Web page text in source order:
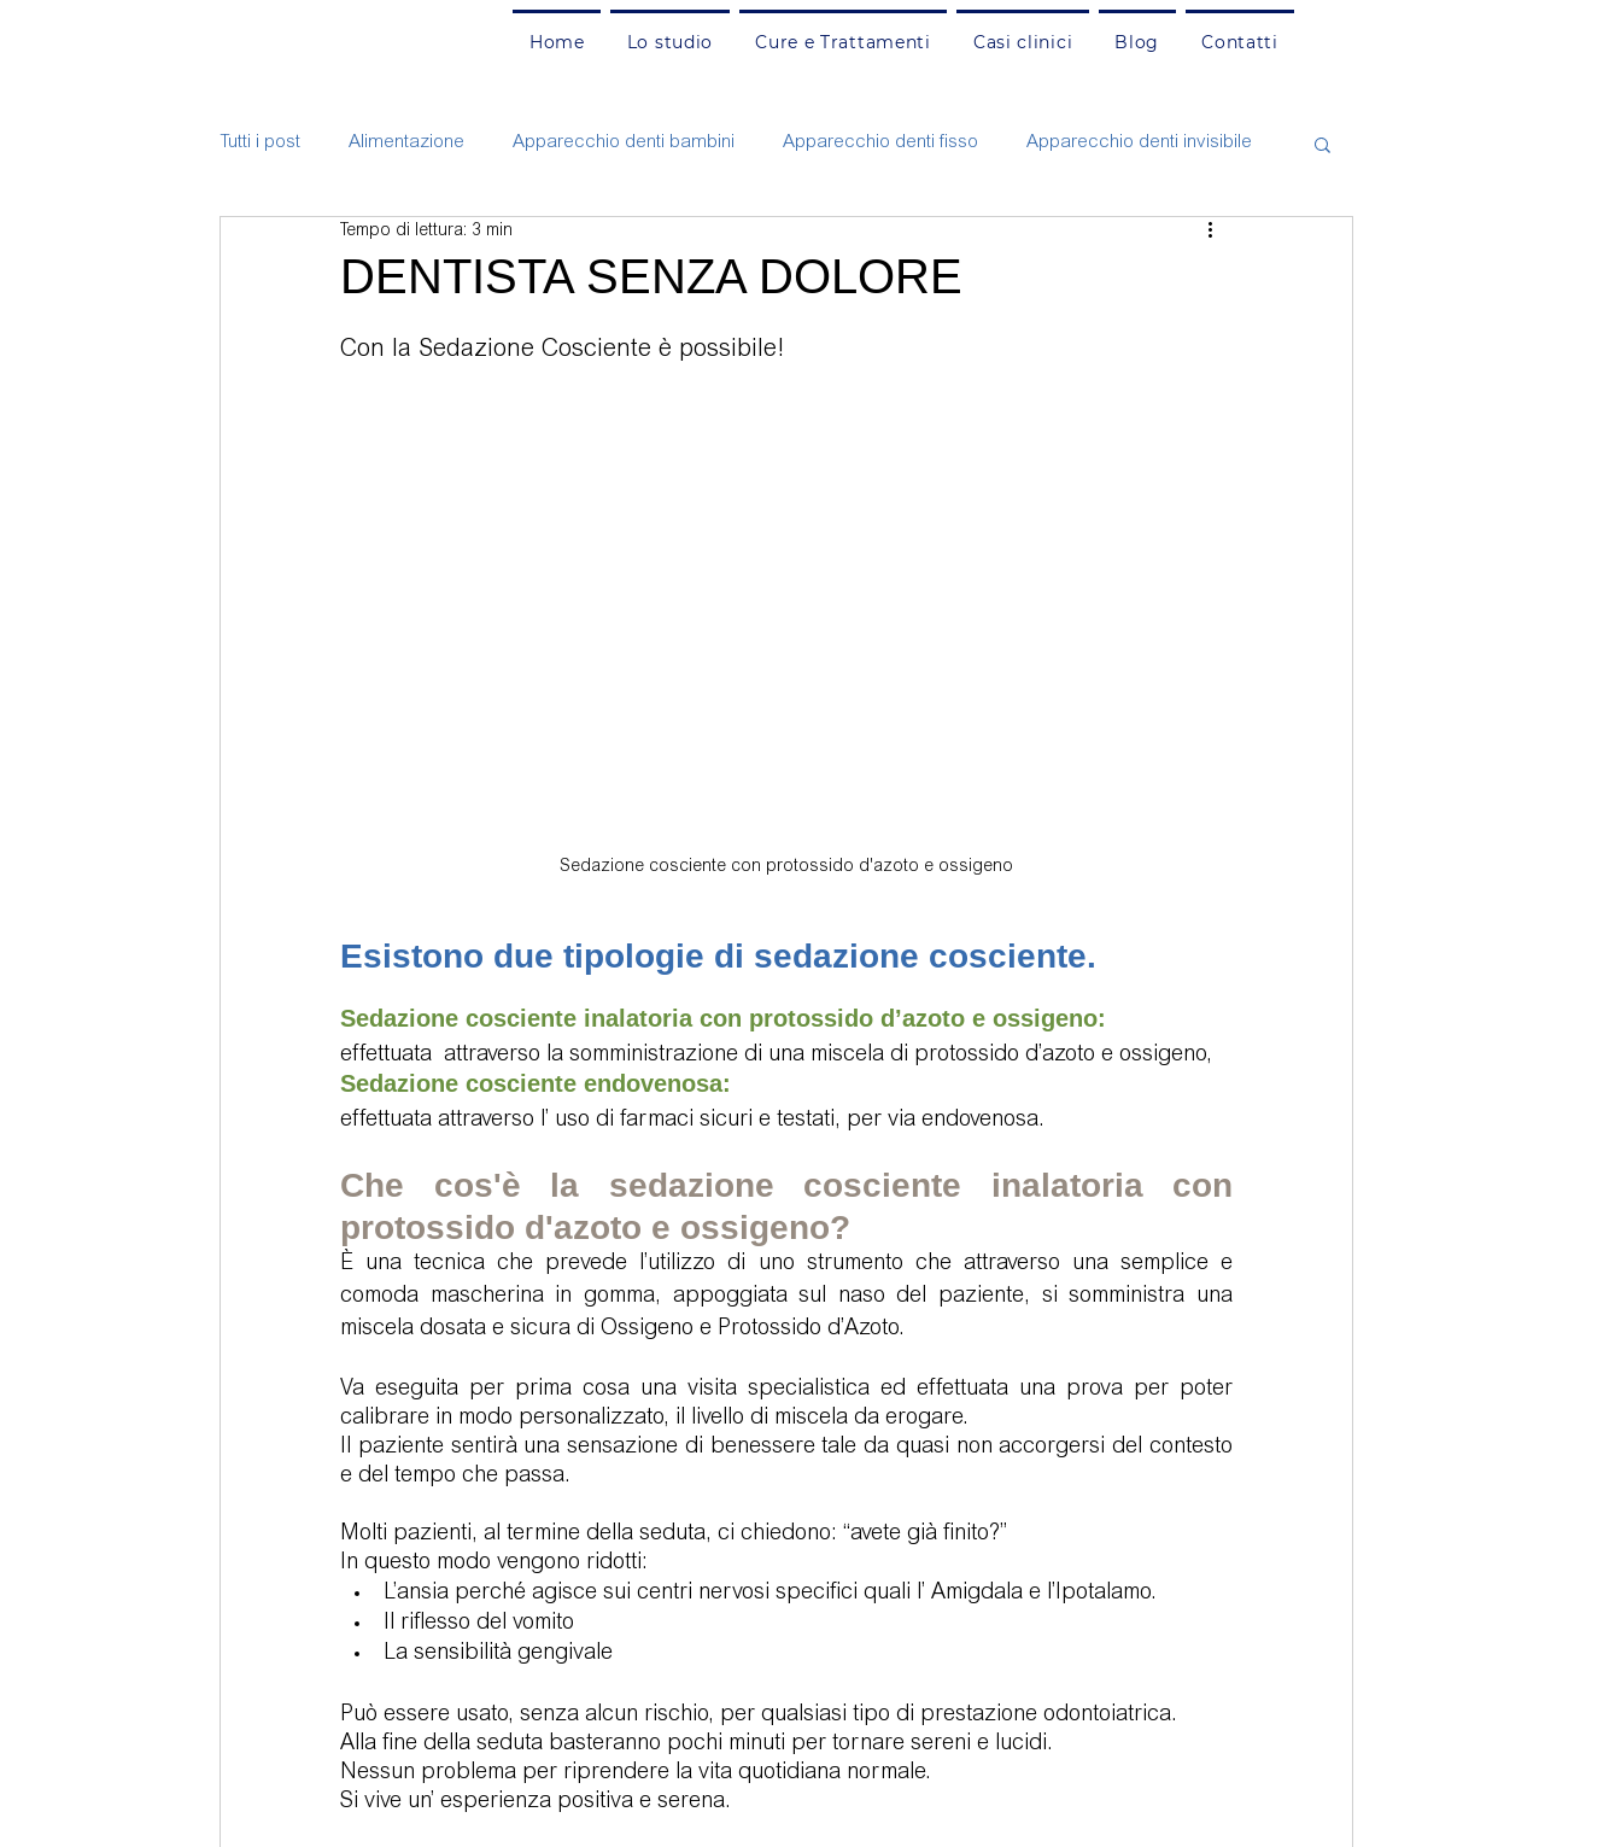
Home Lo studio Cure e Trattamenti Casi clinici Blog Contatti
Tutti i post Alimentazione Apparecchio denti bambini Apparecchio denti fisso Apparecchio denti invisibile
Bite Branding Cefalea
Corsi Endodonzia Faccette estetiche
DENTISTA SENZA DOLORE
Tempo di lettura: 3 min
Con la Sedazione Cosciente è possibile!
Sedazione cosciente con protossido d'azoto e ossigeno
Esistono due tipologie di sedazione cosciente.
Sedazione cosciente inalatoria con protossido d’azoto e ossigeno:
effettuata  attraverso la somministrazione di una miscela di protossido d’azoto e ossigeno,
Sedazione cosciente endovenosa:
effettuata attraverso l’ uso di farmaci sicuri e testati, per via endovenosa.
Che cos'è la sedazione cosciente inalatoria con
protossido d'azoto e ossigeno?
È una tecnica che prevede l’utilizzo di uno strumento che attraverso una semplice e
comoda mascherina in gomma, appoggiata sul naso del paziente, si somministra una
miscela dosata e sicura di Ossigeno e Protossido d’Azoto.
Va eseguita per prima cosa una visita specialistica ed effettuata una prova per poter
calibrare in modo personalizzato, il livello di miscela da erogare.
Il paziente sentirà una sensazione di benessere tale da quasi non accorgersi del contesto
e del tempo che passa.
Molti pazienti, al termine della seduta, ci chiedono: “avete già finito?”
In questo modo vengono ridotti:
L’ansia perché agisce sui centri nervosi specifici quali l’ Amigdala e l’Ipotalamo.
Il riflesso del vomito
La sensibilità gengivale
Può essere usato, senza alcun rischio, per qualsiasi tipo di prestazione odontoiatrica.
Alla fine della seduta basteranno pochi minuti per tornare sereni e lucidi.
Nessun problema per riprendere la vita quotidiana normale.
Si vive un’ esperienza positiva e serena.